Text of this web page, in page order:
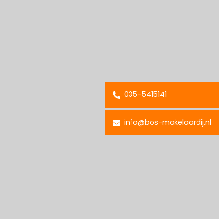
035-5415141
info@bos-makelaardij.nl